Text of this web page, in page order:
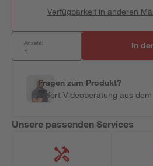
Verfügbarkeit in anderen
Anzahl: In
Fragen zum Produkt?
Sofort-Videoberatung aus
Unsere passenden Services